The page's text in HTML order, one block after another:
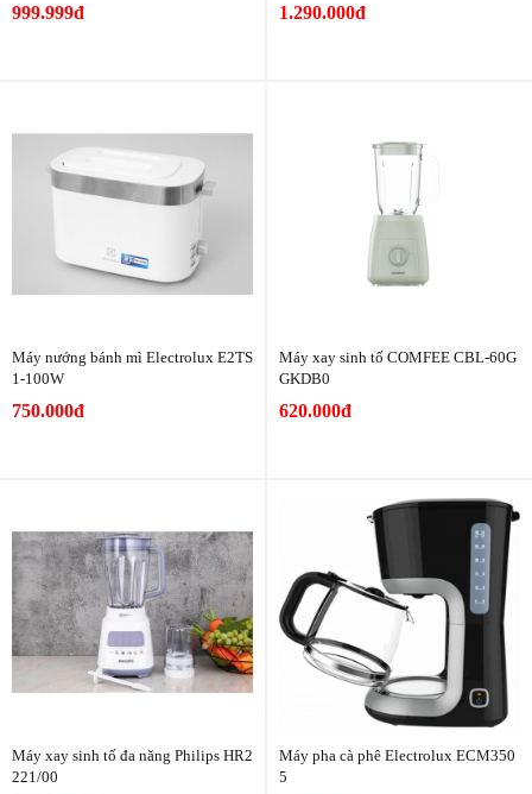
999.999đ 1.290.000đ
Máy nướng bánh mì Electrolux E2TS
1-100W
750.000đ
Máy xay sinh tố COMFEE CBL-60G
GKDB0
620.000đ
Máy xay sinh tố đa năng Philips HR2
221/00
Máy pha cà phê Electrolux ECM350
5